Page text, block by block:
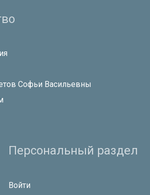
Софьи Васильевны
Персональный раздел
Войти